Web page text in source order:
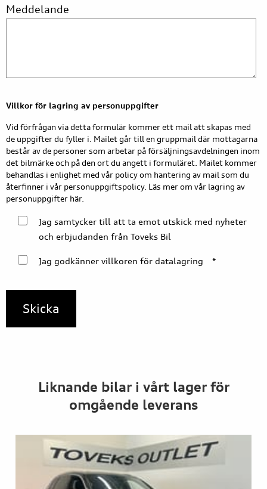
Meddelande
Villkor för lagring av personuppgifter
Vid förfrågan via detta formulär kommer ett mail att skapas med
de uppgifter du fyller i. Mailet går till en gruppmail där mottagarna
består av de personer som arbetar på försäljningsavdelningen inom
det bilmärke och på den ort du angett i formuläret. Mailet kommer
behandlas i enlighet med vår policy om hantering av mail som du
återfinner i vår personuppgiftspolicy. Läs mer om vår lagring av
personuppgifter här.
Jag samtycker till att ta emot utskick med nyheter
och erbjudanden från Toveks Bil
Jag godkänner villkoren för datalagring *
Liknande bilar i vårt lager för
omgående leverans